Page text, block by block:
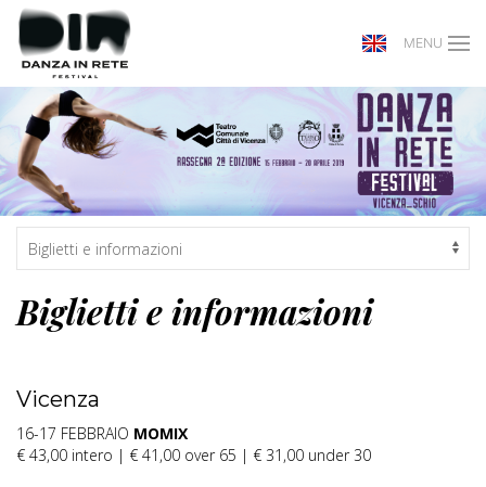
MENU
Biglietti e informazioni
Vicenza
16-17 FEBBRAIO MOMIX
€ 43,00 intero | € 41,00 over 65 | € 31,00 under 30